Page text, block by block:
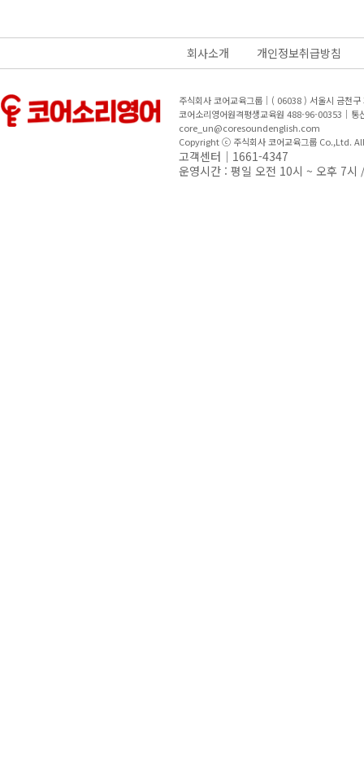
회사소개 개인정보취급방침
주식회사 코어교육그룹｜( 06038 ) 서울시 금천
코어소리영어원격평생교육원 488-96-00353｜
core_un@coresoundenglish.com
Copyright ⓒ 주식회사 코어교육그룹 Co.,Ltd.
고객센터｜1661-4347
운영시간 : 평일 오전 10시 ~ 오후 7